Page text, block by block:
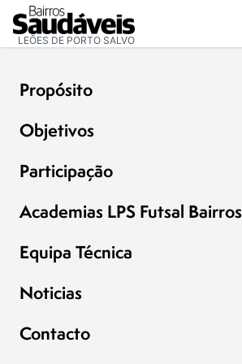
LEÕES DE PORTO SALVO
Propósito
Objetivos
Participação
Academias LPS Futsal Bairros
Equipa Técnica
Noticias
Contacto